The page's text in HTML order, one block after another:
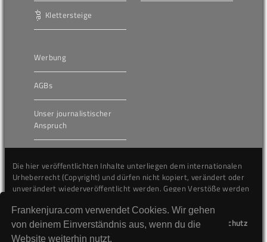
Frankenjura.com verwendet Cookies. Wir gehen
von deinem Einverständnis aus, wenn du die
Website weiterhin nutzt.
Klettersteige
Werbung
AGBs
Unser journalistischer
Anspruch
Die hier veröffentlichten Inhalte unterliegen dem internationalen
Urheberrecht (Copyright) und dürfen nicht kopiert, verändert oder
unverändert wiederveröffentlicht werden. Gegen Verstöße werden
Kontakt
Impressum Datenschutz